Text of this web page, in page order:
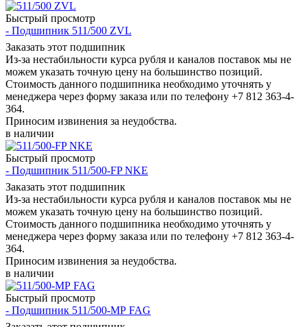
Быстрый просмотр
- Подшипник 511/500 ZVL
Заказать этот подшипник
Из-за нестабильности курса рубля и каналов поставок мы не
можем указать точную цену на большинство позиций.
Стоимость данного подшипника необходимо уточнять у
менеджера через форму заказа или по телефону +7 812 363-4-
364.
Приносим извинения за неудобства.
в наличии
Быстрый просмотр
- Подшипник 511/500-FP NKE
Заказать этот подшипник
Из-за нестабильности курса рубля и каналов поставок мы не
можем указать точную цену на большинство позиций.
Стоимость данного подшипника необходимо уточнять у
менеджера через форму заказа или по телефону +7 812 363-4-
364.
Приносим извинения за неудобства.
в наличии
Быстрый просмотр
- Подшипник 511/500-МР FAG